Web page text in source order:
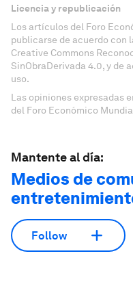
Licencia y republicación
Los artículos del Foro
publicarse de acuerdo con
Creative Commons
SinObraDerivada 4.0, y de
uso.
Las opiniones expresadas
del Foro Económico
Mantente al día:
Medios de
Follow